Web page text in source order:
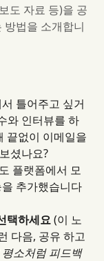
도 자료 등)을 공
방법을 소개합니
틀어주고 싶거
와 인터뷰를 하
끝없이 이메일을
셨나요?
플랫폼에서 모
추가했습니다
택하세요 (이 노
다음, 공유 하고
소처럼 피드백